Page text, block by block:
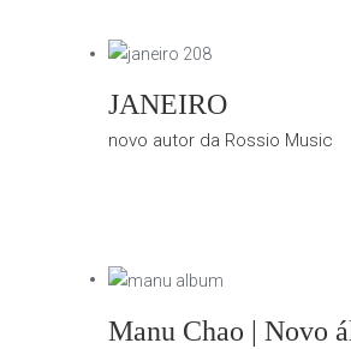
JANEIRO
novo autor da Rossio Music
Manu Chao | Novo